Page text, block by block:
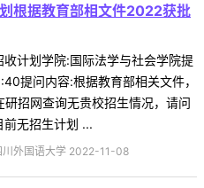
根据教育部相文件2022获批
计划学院:国际法学与社会学院提
提问内容:根据教育部相关文件，
招网查询无贵校招生情况，请问
无招生计划 ...
川外国语大学 2022-11-08